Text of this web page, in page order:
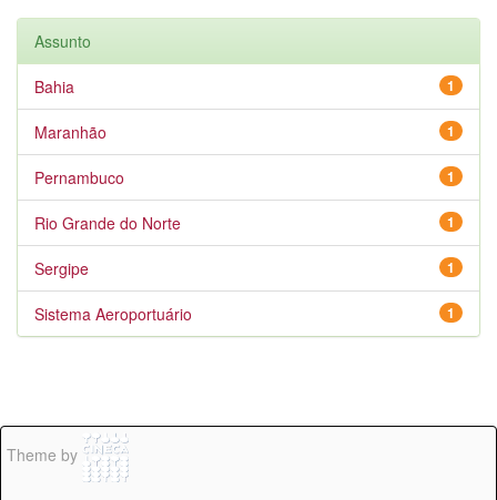
Assunto
1
Bahia
1
Maranhão
1
Pernambuco
1
Rio Grande do Norte
1
Sergipe
1
Sistema Aeroportuário
Theme by